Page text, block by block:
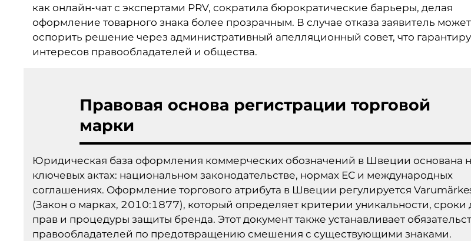
как онлайн-чат с экспертами PRV, сократила бюрократические барьеры, делая
оформление товарного знака более прозрачным. В случае отказа заявитель может
оспорить решение через административный апелляционный совет, что
интересов правообладателей и общества.
Правовая основа регистрации торговой
марки
Юридическая база оформления коммерческих обозначений в Швеции основана
ключевых актах: национальном законодательстве, нормах ЕС и международных
соглашениях. Оформление торгового атрибута в Швеции регулируется
(Закон о марках, 2010:1877), который определяет критерии уникальности, сроки
прав и процедуры защиты бренда. Этот документ также устанавливает
правообладателей по предотвращению смешения с существующими знаками.